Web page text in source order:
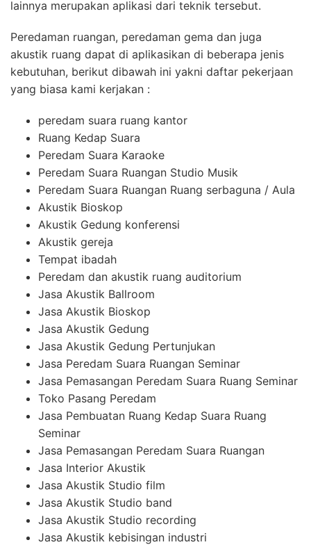
lainnya merupakan aplikasi dari teknik tersebut.
Peredaman ruangan, peredaman gema dan juga
akustik ruang dapat di aplikasikan di beberapa jenis
kebutuhan, berikut dibawah ini yakni daftar pekerjaan
yang biasa kami kerjakan :
peredam suara ruang kantor
Ruang Kedap Suara
Peredam Suara Karaoke
Peredam Suara Ruangan Studio Musik
Peredam Suara Ruangan Ruang serbaguna / Aula
Akustik Bioskop
Akustik Gedung konferensi
Akustik gereja
Tempat ibadah
Peredam dan akustik ruang auditorium
Jasa Akustik Ballroom
Jasa Akustik Bioskop
Jasa Akustik Gedung
Jasa Akustik Gedung Pertunjukan
Jasa Peredam Suara Ruangan Seminar
Jasa Pemasangan Peredam Suara Ruang Seminar
Toko Pasang Peredam
Jasa Pembuatan Ruang Kedap Suara Ruang
Seminar
Jasa Pemasangan Peredam Suara Ruangan
Jasa Interior Akustik
Jasa Akustik Studio film
Jasa Akustik Studio band
Jasa Akustik Studio recording
Jasa Akustik kebisingan industri